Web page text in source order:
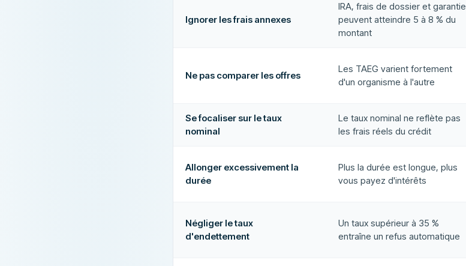
Ignorer les frais annexes
IRA, frais de dossier et garantie
peuvent atteindre 5 à 8 % du
montant
Ne pas comparer les offres
Les TAEG varient fortement
d'un organisme à l'autre
Se focaliser sur le taux
nominal
Le taux nominal ne reflète pas
les frais réels du crédit
Allonger excessivement la
durée
Plus la durée est longue, plus
vous payez d'intérêts
Négliger le taux
d'endettement
Un taux supérieur à 35 %
entraîne un refus automatique